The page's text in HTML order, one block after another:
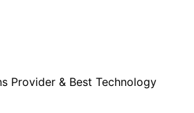
Provider & Best Technology